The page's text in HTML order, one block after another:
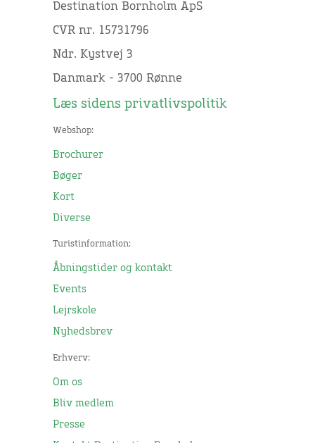
Destination Bornholm ApS
CVR nr. 15731796
Ndr. Kystvej 3
Danmark - 3700 Rønne
Læs sidens privatlivspolitik
Webshop:
Brochurer
Bøger
Kort
Diverse
Turistinformation:
Åbningstider og kontakt
Events
Lejrskole
Nyhedsbrev
Erhverv:
Om os
Bliv medlem
Presse